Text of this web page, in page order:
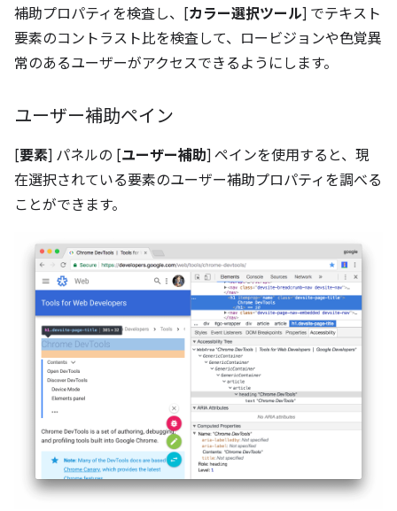
補助プロパティを検査し、[カラー選択ツール] でテキスト
要素のコントラスト比を検査して、ロービジョンや色覚異
常のあるユーザーがアクセスできるようにします。
ユーザー補助ペイン
[要素] パネルの [ユーザー補助] ペインを使用すると、現
在選択されている要素のユーザー補助プロパティを調べる
ことができます。